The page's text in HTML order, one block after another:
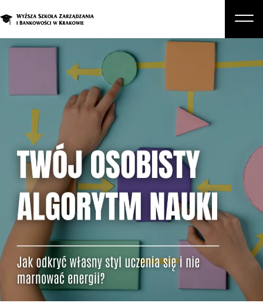
O nas
Studia podyplomowe i kursy
Student
Biznes
Zapisz się na studia